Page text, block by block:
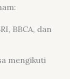
BBCA, dan
mengikuti